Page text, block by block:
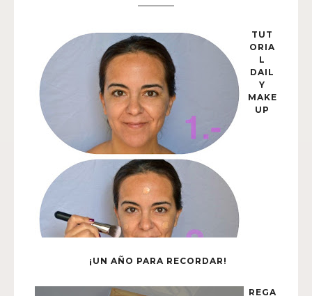
TUT
ORIA
L
DAIL
Y
MAKE
UP
¡UN AÑO PARA RECORDAR!
REGA